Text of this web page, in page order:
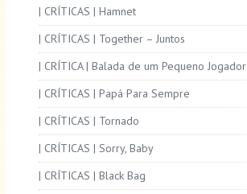
| CRÍTICAS | Hamnet
| CRÍTICAS | Together – Juntos
| CRÍTICA | Balada de um Pequeno Jogador
| CRÍTICAS | Papá Para Sempre
| CRÍTICAS | Tornado
| CRÍTICAS | Sorry, Baby
| CRÍTICAS | Black Bag